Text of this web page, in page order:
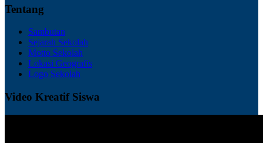
Tentang
Sambutan
Sejarah Sekolah
Motto Sekolah
Lokasi Geografis
Logo Sekolah
Video Kreatif Siswa